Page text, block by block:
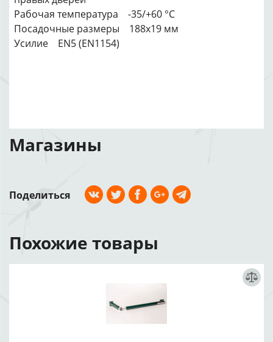
Рабочая температура -35/+60 °С
Посадочные размеры 188х19 мм
Усилие EN5 (EN1154)
Магазины
Поделиться
Похожие товары